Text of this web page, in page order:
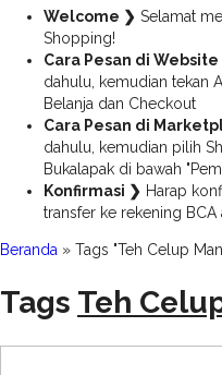
Welcome ❯ Selamat
Shopping!
Cara Pesan di
dahulu, kemudian tekan
Belanja dan Checkout
Cara Pesan di
dahulu, kemudian pilih
Bukalapak di bawah
Konfirmasi ❯ Harap
transfer ke rekening BCA
Beranda » Tags "Teh Celup
Tags Teh